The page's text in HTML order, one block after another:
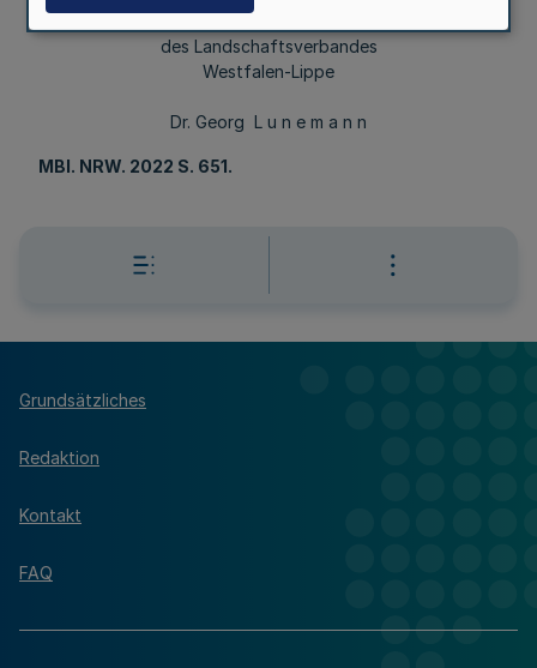
des Landschaftsverbandes
Westfalen-Lippe
Dr. Georg L u n e m a n n
MBl. NRW. 2022 S. 651.
Grundsätzliches
Redaktion
Kontakt
FAQ